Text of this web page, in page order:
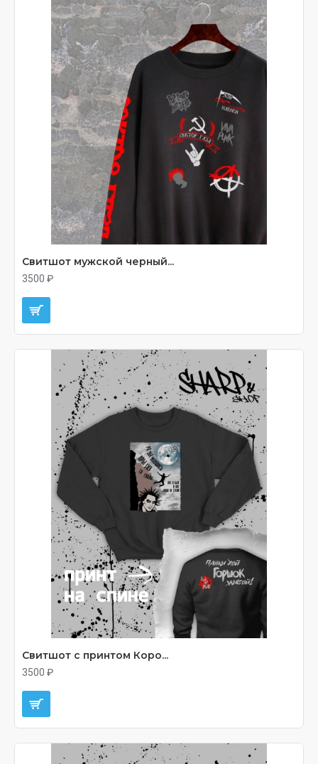
Свитшот мужской черный...
3500 ₽
Свитшот с принтом Коро...
3500 ₽